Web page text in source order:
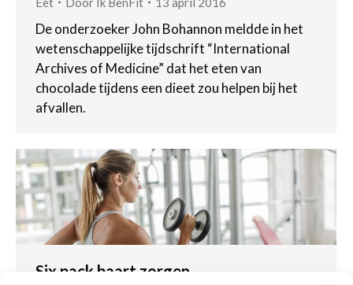
De onderzoeker John Bohannon meldde in het
wetenschappelijke tijdschrift “International
Archives of Medicine” dat het eten van
chocolade tijdens een dieet zou helpen bij het
afvallen.
Six pack baart zorgen